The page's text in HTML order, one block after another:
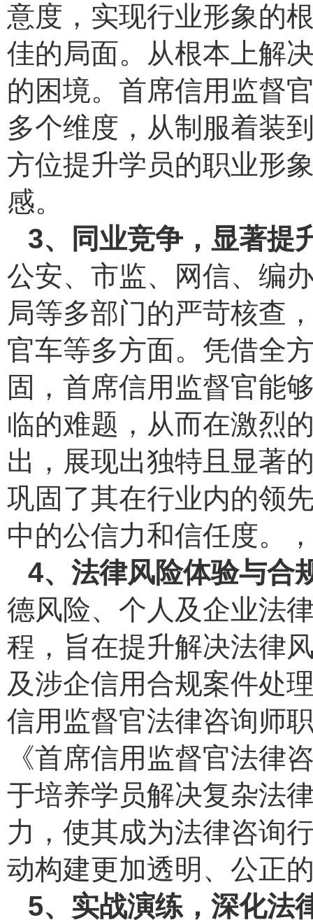
意度，实现行业形象的
佳的局面。从根本上解
的困境。首席信用监督
多个维度，从制服着装
方位提升学员的职业形
感。
3、同业竞争，显著提
公安、市监、网信、编
局等多部门的严苛核查
官车等多方面。凭借全
固，首席信用监督官能
临的难题，从而在激烈
出，展现出独特且显著
巩固了其在行业内的领
中的公信力和信任度。
4、法律风险体验与合
德风险、个人及企业法
程，旨在提升解决法律
及涉企信用合规案件处
信用监督官法律咨询师
《首席信用监督官法律
于培养学员解决复杂法
力，使其成为法律咨询
动构建更加透明、公正
5、实战演练，深化法